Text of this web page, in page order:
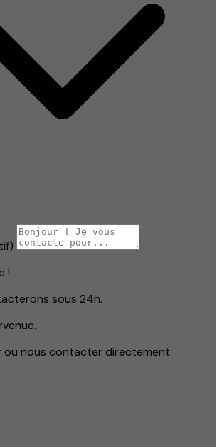
!
sous 24h.
ou nous contacter directement.